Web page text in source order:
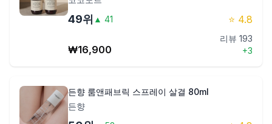
49위 ▲ 41 ⭐ 4.8
₩16,900
리뷰 193
+3
든향 룸앤패브릭 스프레이 살결 80ml
든향